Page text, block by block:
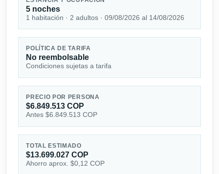
5 noches
1 habitación · 2 adultos · 09/08/2026 al 14/08/2026
POLÍTICA DE TARIFA
No reembolsable
Condiciones sujetas a tarifa
PRECIO POR PERSONA
$6.849.513 COP
Antes $6.849.513 COP
TOTAL ESTIMADO
$13.699.027 COP
Ahorro aprox. $0,12 COP